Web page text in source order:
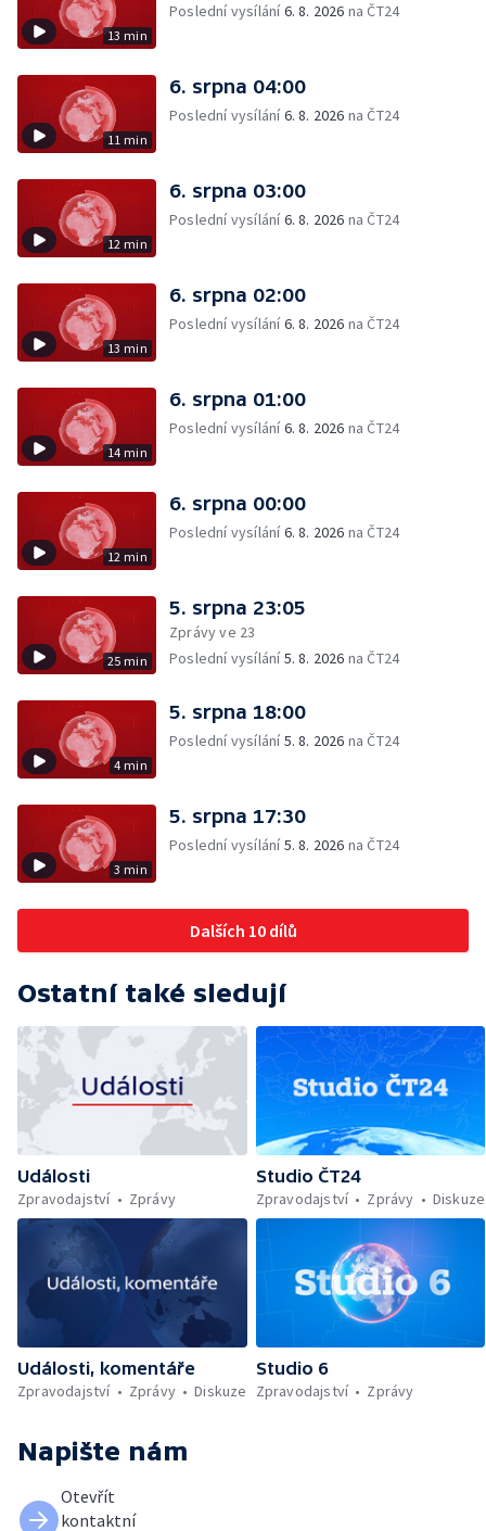
13 min
Poslední vysílání6. 8. 2026 na ČT24
11 min
6. srpna 04:00
Poslední vysílání6. 8. 2026 na ČT24
12 min
6. srpna 03:00
Poslední vysílání6. 8. 2026 na ČT24
13 min
6. srpna 02:00
Poslední vysílání6. 8. 2026 na ČT24
14 min
6. srpna 01:00
Poslední vysílání6. 8. 2026 na ČT24
12 min
6. srpna 00:00
Poslední vysílání6. 8. 2026 na ČT24
25 min
5. srpna 23:05
Zprávy ve 23
Poslední vysílání5. 8. 2026 na ČT24
4 min
5. srpna 18:00
Poslední vysílání5. 8. 2026 na ČT24
3 min
5. srpna 17:30
Poslední vysílání5. 8. 2026 na ČT24
Dalších 10 dílů
Ostatní také sledují
Události
Zpravodajství
Zprávy
Studio ČT24
Zpravodajství
Zprávy Diskuze
Události, komentáře
Zpravodajství
Zprávy Diskuze
Studio 6
Zpravodajství
Zprávy
Napište nám
Otevřít
kontaktní